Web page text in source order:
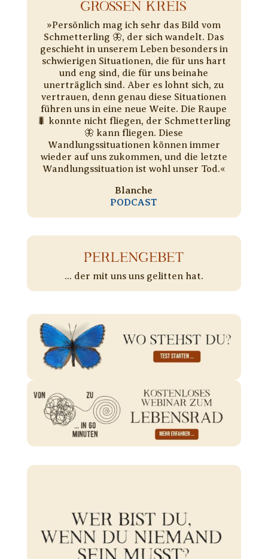
GROSSEN KREIS
»Persönlich mag ich sehr das Bild vom
Schmetterling 🦋, der sich wandelt. Das
geschieht in unserem Leben besonders in
schwierigen Situationen, die für uns hart
und eng sind, die für uns beinahe
unerträglich sind. Aber es lohnt sich, zu
vertrauen, denn genau diese Situationen
führen uns in eine neue Weite. Die Raupe
🐛 konnte nicht fliegen, der Schmetterling
🦋 kann fliegen. Diese
Wandlungssituationen können immer
wieder auf uns zukommen, und die letzte
Wandlungssituation ist wohl unser Tod.«
Blanche
PODCAST
PERLENGEBET
... der mit uns uns gelitten hat.